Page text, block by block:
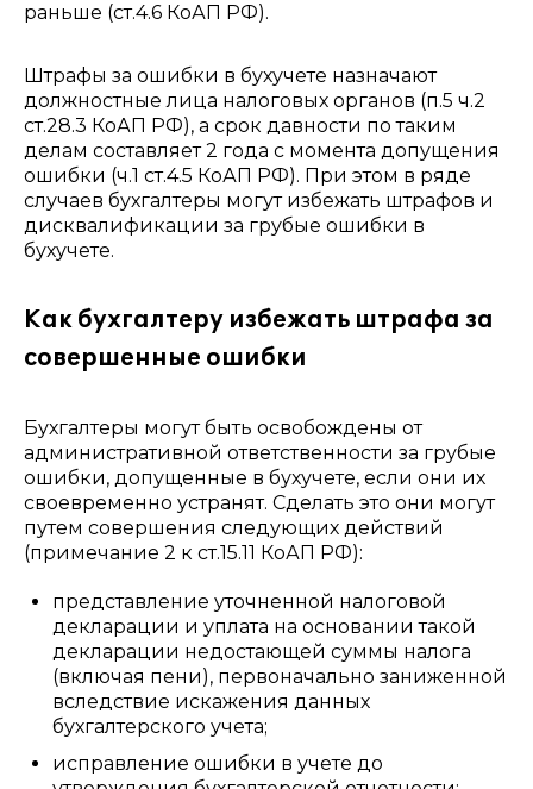
раньше (ст.4.6 КоАП РФ).
Штрафы за ошибки в бухучете назначают
должностные лица налоговых органов (п.5 ч.2
ст.28.3 КоАП РФ), а срок давности по таким
делам составляет 2 года с момента допущения
ошибки (ч.1 ст.4.5 КоАП РФ). При этом в ряде
случаев бухгалтеры могут избежать штрафов и
дисквалификации за грубые ошибки в
бухучете.
Как бухгалтеру избежать штрафа за
совершенные ошибки
Бухгалтеры могут быть освобождены от
административной ответственности за грубые
ошибки, допущенные в бухучете, если они их
своевременно устранят. Сделать это они могут
путем совершения следующих действий
(примечание 2 к ст.15.11 КоАП РФ):
представление уточненной налоговой
декларации и уплата на основании такой
декларации недостающей суммы налога
(включая пени), первоначально заниженной
вследствие искажения данных
бухгалтерского учета;
исправление ошибки в учете до